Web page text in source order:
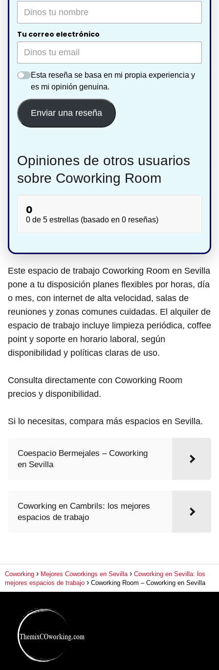
Tu correo electrónico
Esta reseña se basa en mi propia experiencia y
es mi opinión genuina.
Enviar una reseña
Opiniones de otros usuarios
sobre Coworking Room
0
0 de 5 estrellas (basado en 0 reseñas)
Este espacio de trabajo Coworking Room en Sevilla
pone a tu disposición planes flexibles por horas, día
o mes, con internet de alta velocidad, salas de
reuniones y zonas comunes cuidadas. El alquiler de
espacio de trabajo incluye limpieza periódica, coffee
point y soporte en horario laboral, según
disponibilidad y políticas claras de uso.
Consulta directamente con Coworking Room
precios y disponibilidad.
Si lo necesitas, compara más espacios en Sevilla.
Coespacio Bermejales – Coworking
en Sevilla
Coworking en Cambrils: los mejores
espacios de trabajo
Coworking Mejores Coworkings en Sevilla
Coworking en Sevilla: los
mejores espacios de trabajo
Coworking Room – Coworking en Sevilla